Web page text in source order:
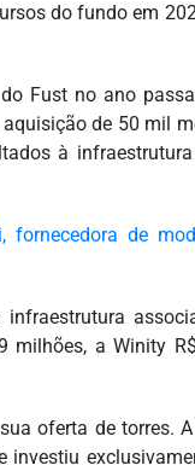
do fundo em
Fust no ano
de 50 mil
à infraestrutura
fornecedora de
milhões, a Winity
oferta de torres.
investiu